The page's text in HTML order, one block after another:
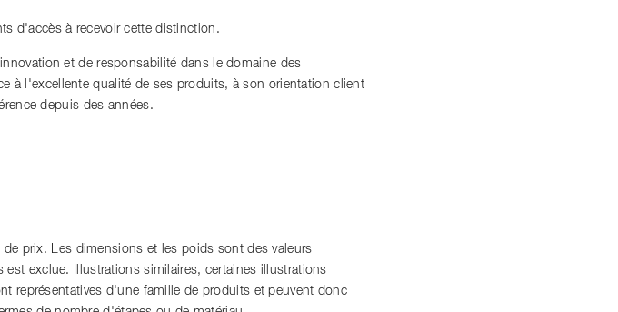
d'accès à recevoir cette distinction.
et de responsabilité dans le domaine des
à l'excellente qualité de ses produits, à son orientation client
depuis des années.
prix. Les dimensions et les poids sont des valeurs
exclue. Illustrations similaires, certaines illustrations
représentatives d'une famille de produits et peuvent donc